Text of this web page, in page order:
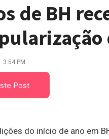
de BH
3:54 PM
Post
do início de ano em